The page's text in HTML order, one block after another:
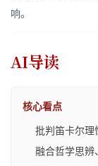
响。
AI导读
核心看点
批判笛卡尔理
融合哲学思辨